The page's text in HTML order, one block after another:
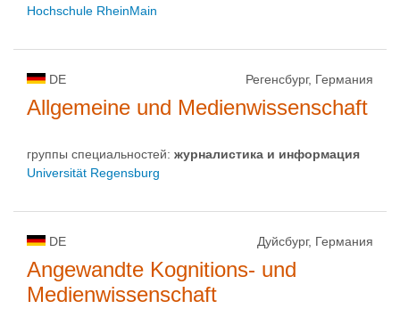
Hochschule RheinMain
DE Регенсбург, Германия
Allgemeine und Medienwissenschaft
группы специальностей: журналистика и информация
Universität Regensburg
DE Дуйсбург, Германия
Angewandte Kognitions- und
Medienwissenschaft